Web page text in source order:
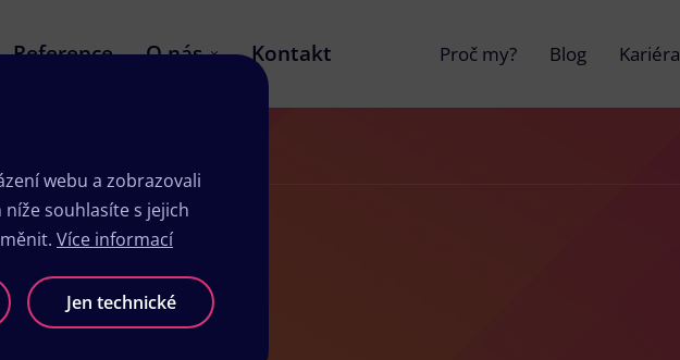
Reference O nás Kontakt Proč my? Blog Kariéra
Osek
webu a zobrazovali
souhlasíte s jejich
Více informací
Jen technické